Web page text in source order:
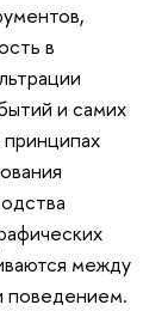
в
и самих
между
поведением.